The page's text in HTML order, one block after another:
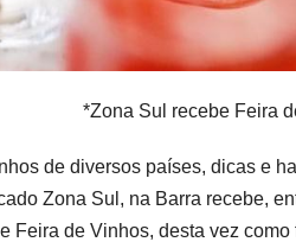
*Zona Sul recebe Feira
de diversos países, dicas e
Zona Sul, na Barra recebe,
Feira de Vinhos, desta vez